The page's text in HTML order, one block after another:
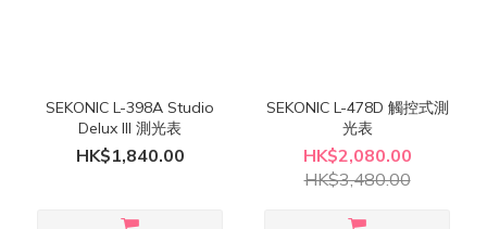
SEKONIC L-398A Studio
Delux III 測光表
HK$1,840.00
SEKONIC L-478D 觸控式測
光表
HK$2,080.00
HK$3,480.00